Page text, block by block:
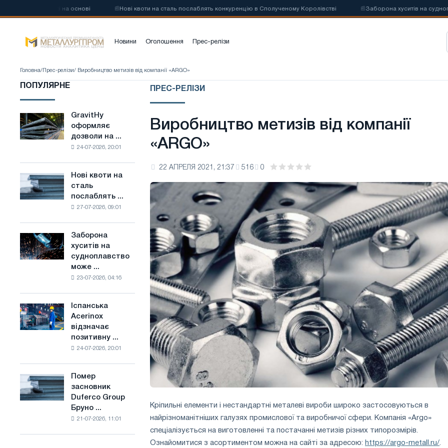
📰Нові квоти на сталь послаблять конкуренцію в Сполученому Королівстві 📰Заборона хуситів на судноплавство
Новини Оголошення Прес-релізи
Головна/ Прес-релізи/ Виробництво метизів від компанії «ARGO»
ПОПУЛЯРНЕ
GravitHy
оформляє
дозволи
виробництва
на
основі
водню
у
GravitHy
оформляє
дозволи на ...
24-07-2026, 20:01
Нові
квоти
на
в
Сполученому
Нові квоти на
сталь
послаблять ...
27-07-2026, 09:01
Заборона
хуситів
на
судноплавство
Саудівської
сталі
Заборона
хуситів на
судноплавство
може ...
23-07-2026, 04:16
Іспанська
Acerinox
відзначає
півріччі
по
підтримці
Іспанська
Acerinox
відзначає
позитивну ...
24-07-2026, 20:01
Помер
засновник
Duferco
Помер
засновник
Duferco Group
Бруно ...
21-07-2026, 11:01
ПРЕС-РЕЛІЗИ
Виробництво метизів від компанії
«ARGO»
22 АПРЕЛЯ 2021, 21:37 516 0
Кріпильні елементи і нестандартні металеві вироби широко застосовуються в
найрізноманітніших галузях промислової та виробничої сфери. Компанія «Argo»
спеціалізується на виготовленні та постачанні метизів різних типорозмірів.
Ознайомитися з асортиментом можна на сайті за адресою: https://argo-metall.ru/.